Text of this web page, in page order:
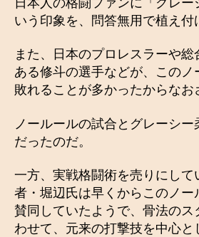
いう印象を、問答無用で植え付
また、日本のプロレスラーや
ある修斗の選手などが、このノ
敗れることが多かったからなお
ノールールの試合とグレーシ
だったのだ。
一方、実戦格闘術を売りにして
者・堀辺氏は早くからこのノー
賛同していたようで、骨法のス
わせて、元来の打撃技を中心と